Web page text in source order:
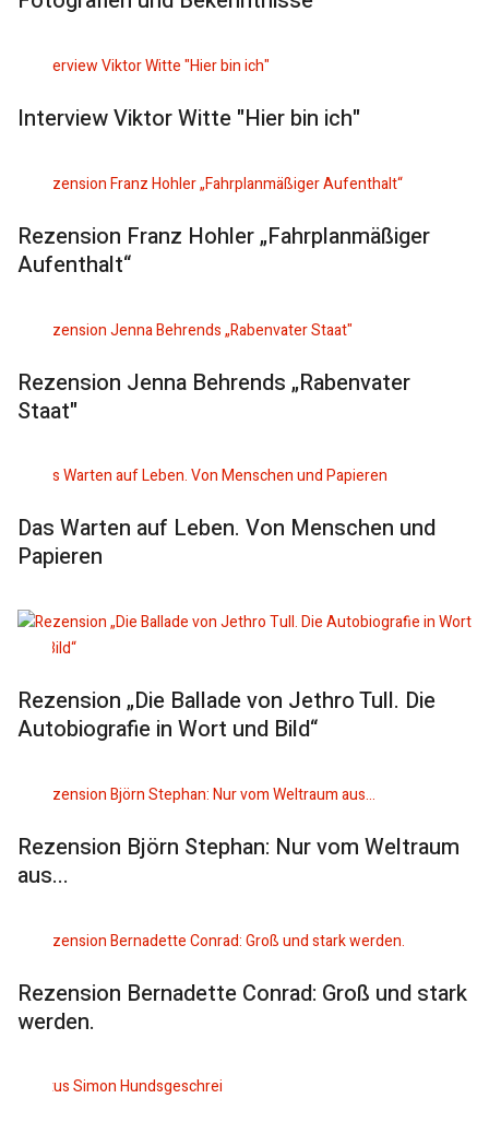
Interview Viktor Witte "Hier bin ich"
Rezension Franz Hohler „Fahrplanmäßiger
Aufenthalt“
Rezension Jenna Behrends „Rabenvater
Staat"
Das Warten auf Leben. Von Menschen und
Papieren
Rezension „Die Ballade von Jethro Tull. Die
Autobiografie in Wort und Bild“
Rezension Björn Stephan: Nur vom Weltraum
aus...
Rezension Bernadette Conrad: Groß und stark
werden.